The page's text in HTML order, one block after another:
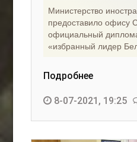
Министерство
предоставило офису
официальный
«избранный лидер
Подробнее
8-07-2021, 19:25